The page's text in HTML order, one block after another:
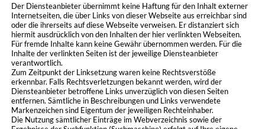
Der Diensteanbieter übernimmt keine Haftung für den Inhalt externer
Internetseiten, die über Links von dieser Webseite aus erreichbar sind
oder die ihrerseits auf diese Webseite verweisen. Er distanziert sich
hiermit ausdrücklich von den Inhalten der hier verlinkten Webseiten.
Für fremde Inhalte kann keine Gewähr übernommen werden. Für die
Inhalte der verlinkten Seiten ist der jeweilige Diensteanbieter
verantwortlich.
Zum Zeitpunkt der Linksetzung waren keine Rechtsverstöße
erkennbar. Falls Rechtsverletzungen bekannt werden, wird der
Diensteanbieter betroffene Links unverzüglich von diesen Seiten
entfernen. Sämtliche in Beschreibungen und Links verwendete
Markenzeichen sind Eigentum der jeweiligen Rechteinhaber.
Die Nutzung sämtlicher Einträge im Webverzeichnis sowie der